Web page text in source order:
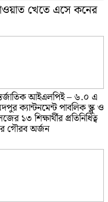
খেতে এসে কনের
আইএলপিই – ৬.০ এ
ক্যান্টনমেন্ট পাবলিক স্ক্লু ও
১৩ শিক্ষার্থীর প্রতিনিধিত্ব
গৌরব অর্জন